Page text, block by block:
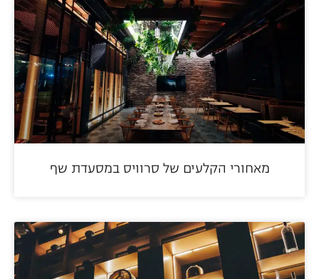
מאחורי הקלעים של סרוויס במסעדת שף